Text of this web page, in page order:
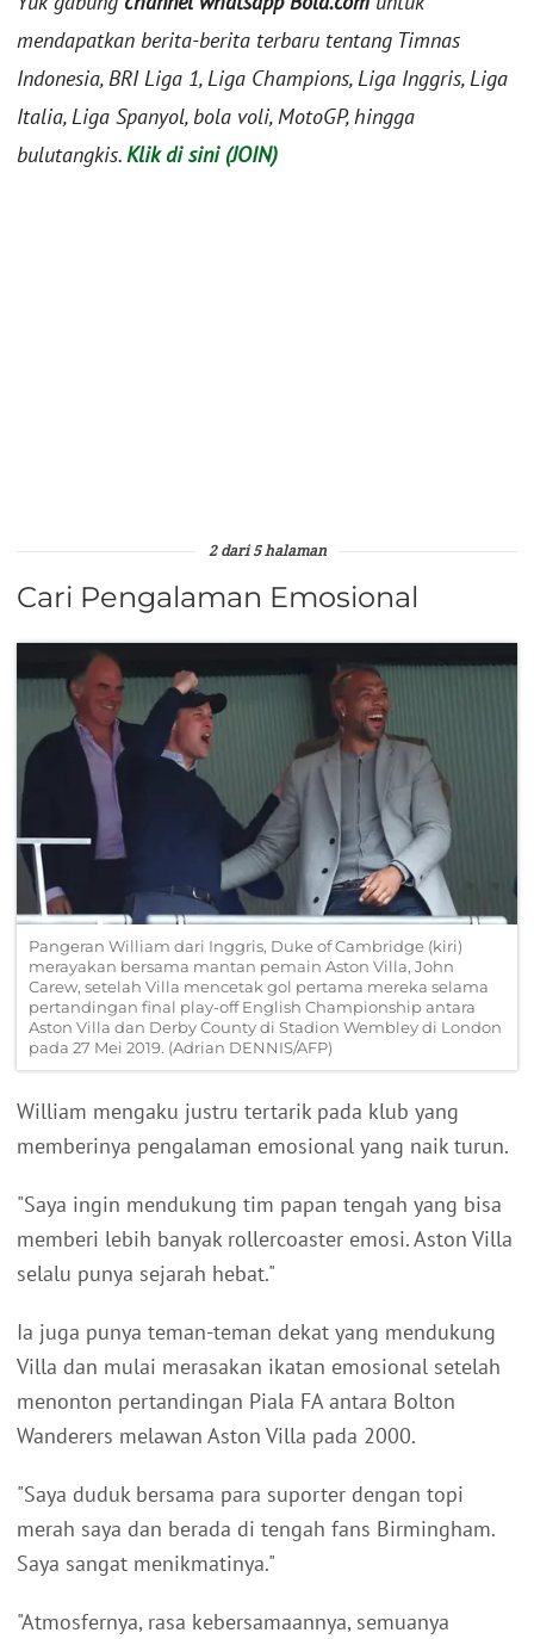
mendapatkan berita-berita terbaru tentang Timnas
Indonesia, BRI Liga 1, Liga Champions, Liga Inggris, Liga
Italia, Liga Spanyol, bola voli, MotoGP, hingga
bulutangkis.Klik di sini (JOIN)
2 dari 5 halaman
Cari Pengalaman Emosional
Pangeran William dari Inggris, Duke of Cambridge (kiri)
merayakan bersama mantan pemain Aston Villa, John
Carew, setelah Villa mencetak gol pertama mereka selama
pertandingan final play-off English Championship antara
Aston Villa dan Derby County di Stadion Wembley di London
pada 27 Mei 2019. (Adrian DENNIS/AFP)
William mengaku justru tertarik pada klub yang
memberinya pengalaman emosional yang naik turun.
"Saya ingin mendukung tim papan tengah yang bisa
memberi lebih banyak rollercoaster emosi. Aston Villa
selalu punya sejarah hebat."
Ia juga punya teman-teman dekat yang mendukung
Villa dan mulai merasakan ikatan emosional setelah
menonton pertandingan Piala FA antara Bolton
Wanderers melawan Aston Villa pada 2000.
"Saya duduk bersama para suporter dengan topi
merah saya dan berada di tengah fans Birmingham.
Saya sangat menikmatinya."
"Atmosfernya, rasa kebersamaannya, semuanya